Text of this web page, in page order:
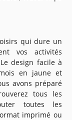
qui dure un
vos activités
design facile à
en jaune et
avons préparé
tous les
toutes les
imprimé ou